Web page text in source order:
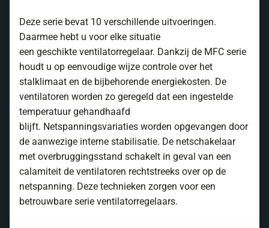
Deze serie bevat 10 verschillende uitvoeringen.
Daarmee hebt u voor elke situatie
een geschikte ventilatorregelaar. Dankzij de MFC serie
houdt u op eenvoudige wijze controle over het
stalklimaat en de bijbehorende energiekosten. De
ventilatoren worden zo geregeld dat een ingestelde
temperatuur gehandhaafd
blijft. Netspanningsvariaties worden opgevangen door
de aanwezige interne stabilisatie. De netschakelaar
met overbruggingsstand schakelt in geval van een
calamiteit de ventilatoren rechtstreeks over op de
netspanning. Deze technieken zorgen voor een
betrouwbare serie ventilatorregelaars.